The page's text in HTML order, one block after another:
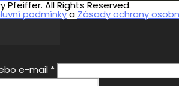
Pfeiffer. All Rights Reserved.
podmínkya Zásady ochrany
e-mail *